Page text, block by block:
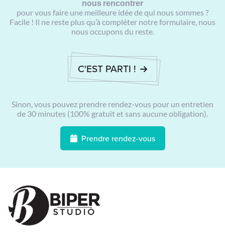
nous rencontrer
pour vous faire une meilleure idée de qui nous sommes ?
Facile ! Il ne reste plus qu’à compléter notre formulaire, nous
nous occupons du reste.
C'EST PARTI !
Sinon, vous pouvez prendre rendez-vous pour un entretien
de 30 minutes (100% gratuit et sans aucune obligation).
Prendre rendez-vous